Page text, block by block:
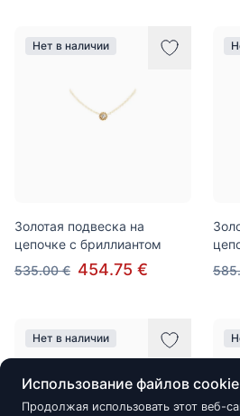
Нет в наличии
Золотая подвеска на
цепочке c бриллиантом
535.00 € 454.75 €
Нет в наличии
Использование файлов cookie
Продолжая использовать этот веб-